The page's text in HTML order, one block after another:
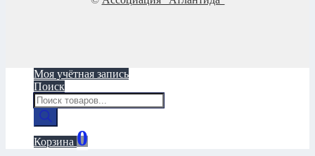
Моя учётная запись
Поиск
Поиск
товаров
Корзина 0